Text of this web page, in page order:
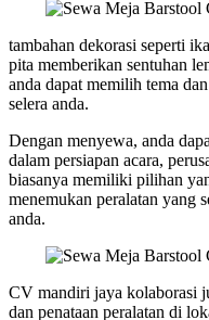
tambahan dekorasi seperti
pita memberikan sentuhan
anda dapat memilih tema
selera anda.
Dengan menyewa, anda
dalam persiapan acara,
biasanya memiliki pilihan
menemukan peralatan yang
anda.
CV mandiri jaya kolaborasi
dan penataan peralatan di